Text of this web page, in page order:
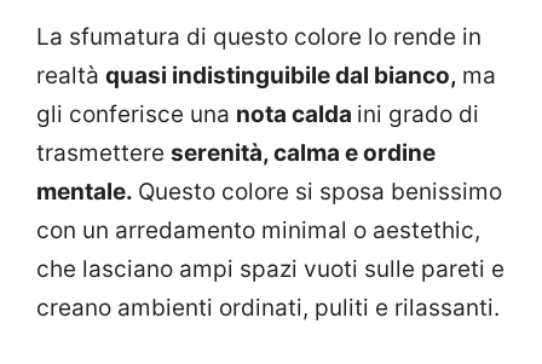
La sfumatura di questo colore lo rende in
realtà quasi indistinguibile dal bianco, ma
gli conferisce una nota calda ini grado di
trasmettere serenità, calma e ordine
mentale. Questo colore si sposa benissimo
con un arredamento minimal o aestethic,
che lasciano ampi spazi vuoti sulle pareti e
creano ambienti ordinati, puliti e rilassanti.